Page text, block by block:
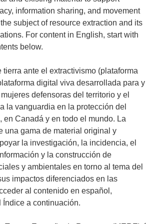
information sharing, and movement
subject of resource extraction and its
For content in English, start with
below.
tierra ante el extractivismo (plataforma
digital viva desarrollada para y
defensoras del territorio y el
la vanguardia en la protección del
en Canadá y en todo el mundo. La
una gama de material original y
la investigación, la incidencia, el
y la construcción de
y ambientales en torno al tema del
impactos diferenciados en las
al contenido en español,
Índice a continuación.